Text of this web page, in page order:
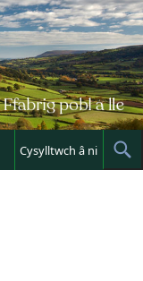
Cysylltwch â ni